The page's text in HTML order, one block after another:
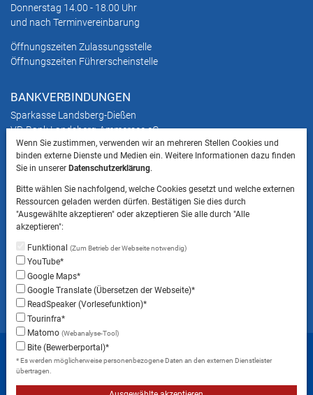
Donnerstag 14.00 - 18.00 Uhr
und nach Terminvereinbarung
Öffnungszeiten Zulassungsstelle
Öffnungszeiten Führerscheinstelle
BANKVERBINDUNGEN
Sparkasse Landsberg-Dießen
VR-Bank Landsberg-Ammersee eG
ANFAHRT & ANSCHRIFTEN
Stadtplan mit Parkmöglichkeiten
Anschriften
HINWEIS
Bitte beachten Sie, dass das Mitbringen von Tieren
Startseite Sitemap
Datenschutzeinstellungen
Erklärung zur Barrierefreiheit
Impressum
Wenn Sie zustimmen, verwenden wir an mehreren Stellen Cookies und
binden externe Dienste und Medien ein. Weitere Informationen dazu finden
Sie in unsererDatenschutzerklärung.
Bitte wählen Sie nachfolgend, welche Cookies gesetzt und welche externen
Ressourcen geladen werden dürfen. Bestätigen Sie dies durch
"Ausgewählte akzeptieren" oder akzeptieren Sie alle durch "Alle
akzeptieren":
Funktional(Zum Betrieb der Webseite notwendig)
YouTube*
Google Maps*
Google Translate (Übersetzen der Webseite)*
ReadSpeaker (Vorlesefunktion)*
Tourinfra*
Matomo(Webanalyse-Tool)
Bite (Bewerberportal)*
* Es werden möglicherweise personenbezogene Daten an den externen Dienstleister
übertragen.